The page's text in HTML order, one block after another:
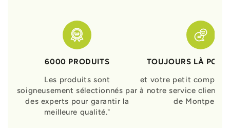
6000 PRODUITS
Les produits sont
soigneusement sélectionnés par
des experts pour garantir la
meilleure qualité."
TOUJOURS LÀ
et votre petit
à notre service clients
de Montpellier